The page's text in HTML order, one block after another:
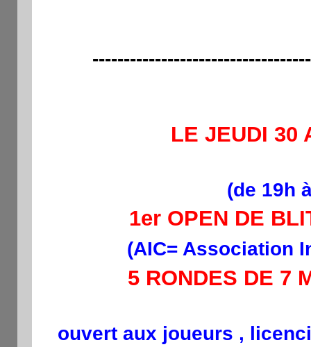
LE JEUDI 30
(de 19h
1er OPEN DE
(AIC= Association
5 RONDES DE 7
ouvert aux joueurs ,